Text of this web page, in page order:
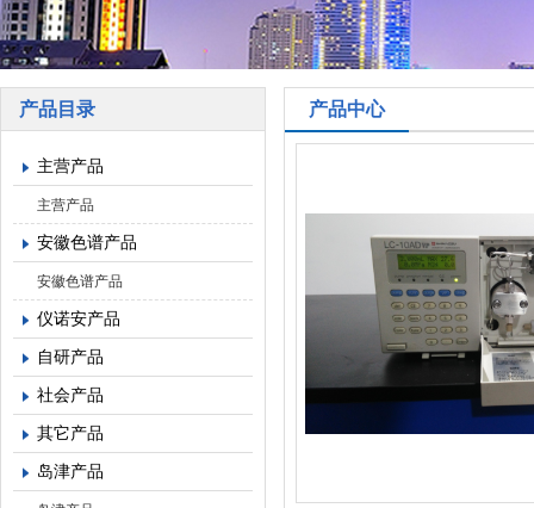
产品目录
主营产品
主营产品
安徽色谱产品
安徽色谱产品
仪诺安产品
自研产品
社会产品
其它产品
岛津产品
产品中心